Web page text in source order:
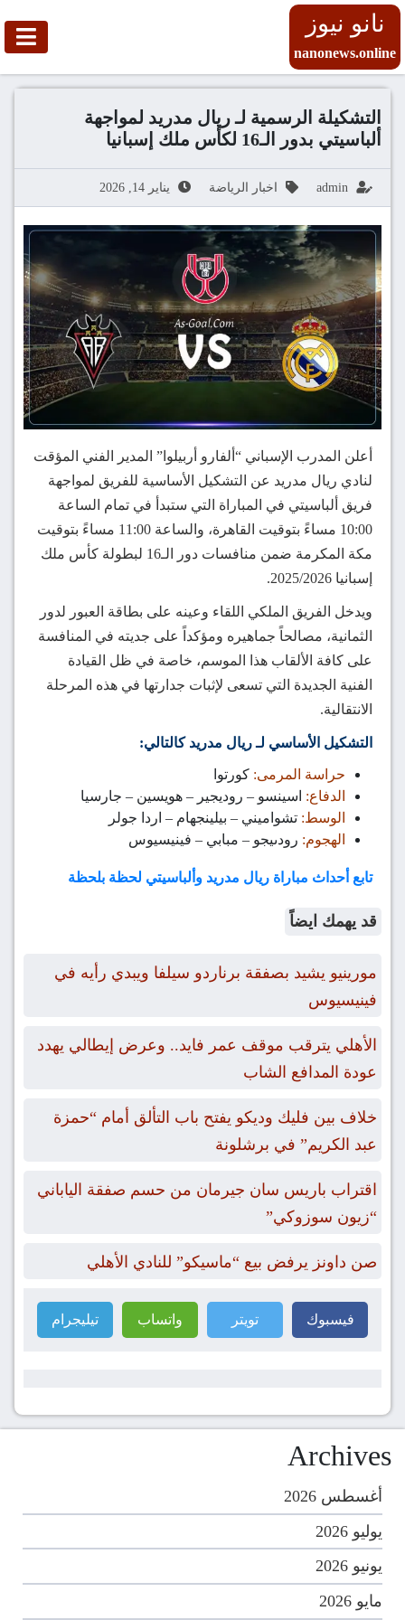
نانو نيوز
nanonews.online
التشكيلة الرسمية لـ ريال مدريد لمواجهة
ألباسيتي بدور الـ16 لكأس ملك إسبانيا
admin اخبار الرياضة يناير 14, 2026
أعلن المدرب الإسباني “ألفارو أربيلوا” المدير الفني المؤقت
لنادي ريال مدريد عن التشكيل الأساسية للفريق لمواجهة
فريق ألباسيتي في المباراة التي ستبدأ في تمام الساعة
10:00 مساءً بتوقيت القاهرة، والساعة 11:00 مساءً بتوقيت
مكة المكرمة ضمن منافسات دور الـ16 لبطولة كأس ملك
إسبانيا 2025/2026.
ويدخل الفريق الملكي اللقاء وعينه على بطاقة العبور لدور
الثمانية، مصالحاً جماهيره ومؤكداً على جديته في المنافسة
على كافة الألقاب هذا الموسم، خاصة في ظل القيادة
الفنية الجديدة التي تسعى لإثبات جدارتها في هذه المرحلة
الانتقالية.
التشكيل الأساسي لـ ريال مدريد كالتالي:
حراسة المرمى: كورتوا
الدفاع: اسينسو – روديجير – هويسين – جارسيا
الوسط: تشواميني – بيلينجهام – اردا جولر
الهجوم: رودىيجو – مبابي – فينيسيوس
تابع أحداث مباراة ريال مدريد وألباسيتي لحظة بلحظة
قد يهمك ايضاً
مورينيو يشيد بصفقة برناردو سيلفا ويبدي رأيه في
فينيسيوس
الأهلي يترقب موقف عمر فايد.. وعرض إيطالي يهدد
عودة المدافع الشاب
خلاف بين فليك وديكو يفتح باب التألق أمام “حمزة
عبد الكريم” في برشلونة
اقتراب باريس سان جيرمان من حسم صفقة الياباني
“زيون سوزوكي”
صن داونز يرفض بيع “ماسيكو” للنادي الأهلي
فيسبوك تويتر واتساب تيليجرام
Archives
أغسطس 2026
يوليو 2026
يونيو 2026
مايو 2026